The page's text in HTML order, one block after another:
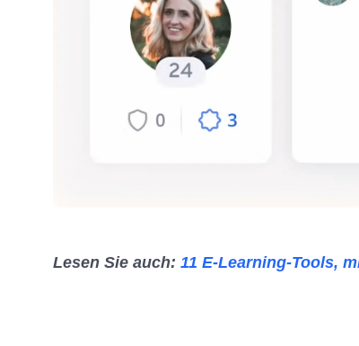
Lesen Sie auch: 11 E-Learning-Tools,